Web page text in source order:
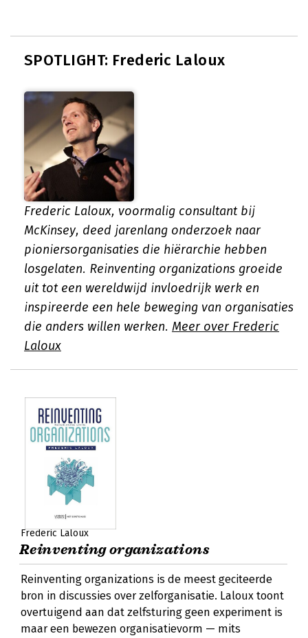
SPOTLIGHT: Frederic Laloux
Frederic Laloux, voormalig consultant bij
McKinsey, deed jarenlang onderzoek naar
pioniers­organisaties die hiërarchie hebben
losgelaten. Reinventing organizations groeide
uit tot een wereldwijd invloedrijk werk en
inspireerde een hele beweging van organisaties
die anders willen werken. Meer over Frederic
Laloux
Frederic Laloux
Reinventing organizations
Reinventing organizations is de meest geciteerde
bron in discussies over zelforganisatie. Laloux toont
overtuigend aan dat zelfsturing geen experiment is
maar een bewezen organisatievorm — mits